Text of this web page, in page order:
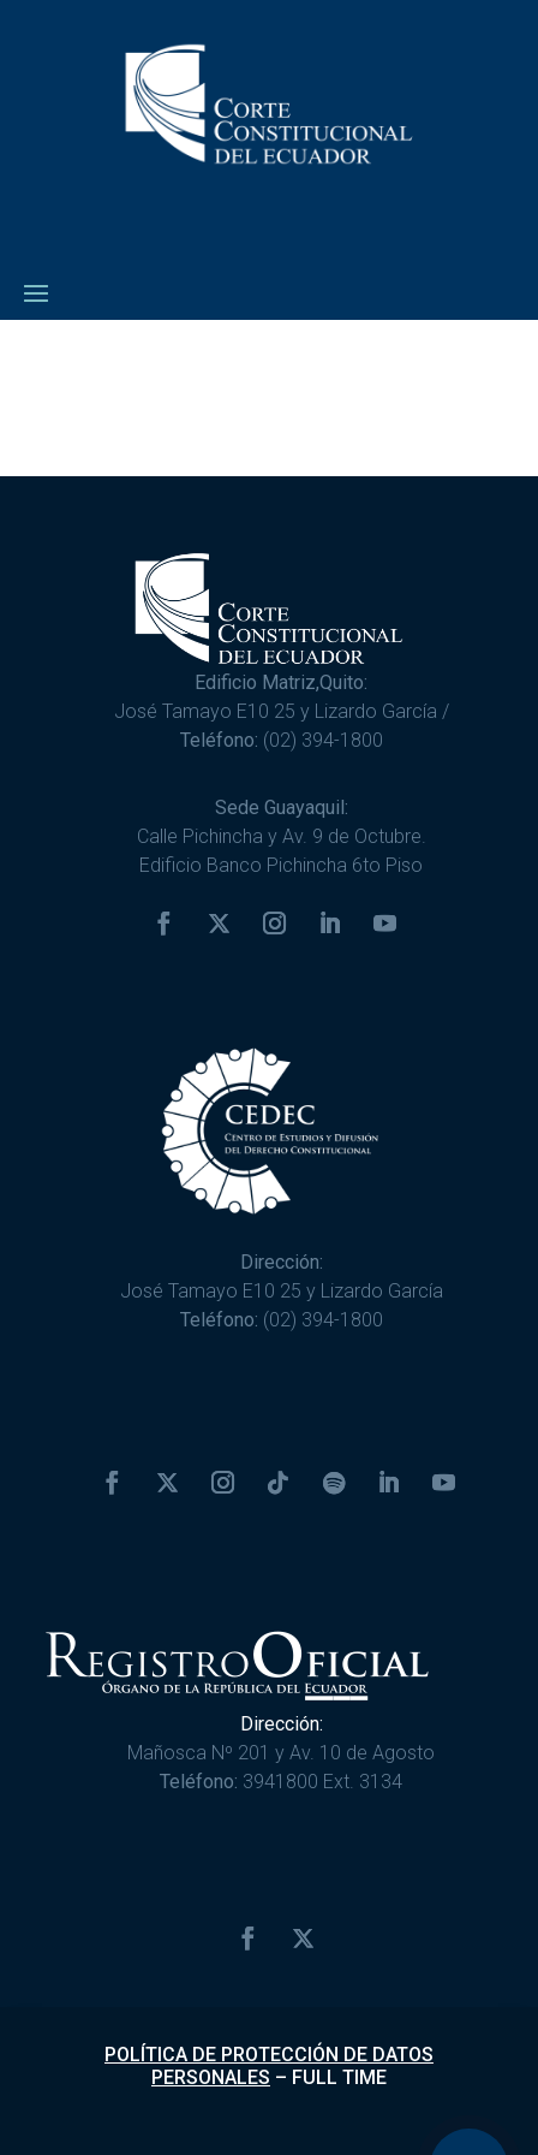
Edificio Matriz,Quito:
José Tamayo E10 25 y Lizardo García /
Teléfono: (02) 394-1800
Sede Guayaquil:
Calle Pichincha y Av. 9 de Octubre.
Edificio Banco Pichincha 6to Piso
Dirección:
José Tamayo E10 25 y Lizardo García
Teléfono: (02) 394-1800
Dirección:
Mañosca Nº 201 y Av. 10 de Agosto
Teléfono: 3941800 Ext. 3134
POLÍTICA DE PROTECCIÓN DE DATOS
PERSONALES – FULL TIME